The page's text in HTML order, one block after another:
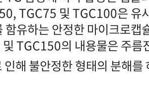
TGC75 및 TGC100은 유
함유하는 안정한 마이크로캡
TGC150의 내용물은 주름
인해 불안정한 형태의 분해를